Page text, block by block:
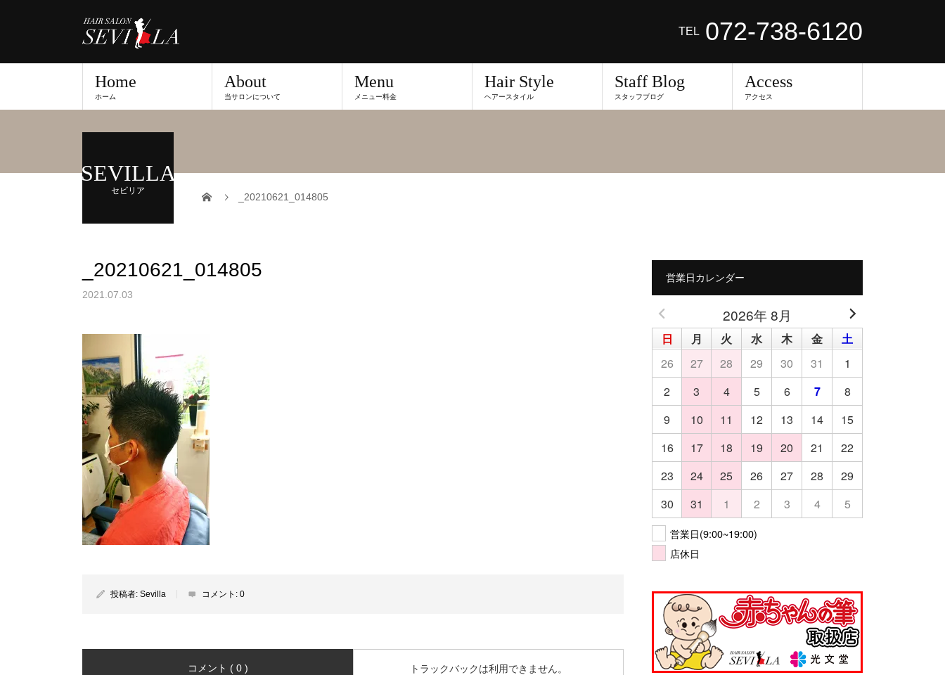
TEL 072-738-6120
Home
ホーム
About
当サロンについて
Menu
メニュー料金
Hair Style
ヘアースタイル
Staff Blog
スタッフブログ
Access
アクセス
SEVILLA
セビリア
_20210621_014805
_20210621_014805
2021.07.03
投稿者: Sevilla コメント: 0
コメント ( 0 ) トラックバックは利用できません。
営業日カレンダー
2026年 8月
日 月 火 水 木 金
土
26
27 28 29 30 31
1
2
3 4 5 6 7
8
9
10 11 12 13 14
15
16
17 18 19 20 21
22
23
24 25 26 27 28
29
30
31 1 2 3 4 5
営業日(9:00~19:00)
店休日